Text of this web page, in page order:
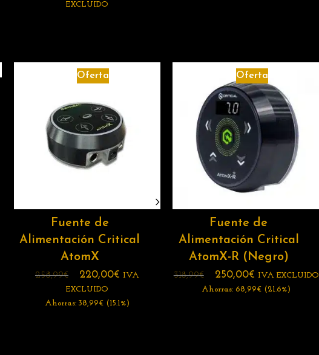
EXCLUIDO
Oferta
Fuente de
Alimentación Critical
AtomX
258,99€ 220,00€ IVA
EXCLUIDO
Ahorras: 38,99€ (15.1%)
Oferta
Fuente de
Alimentación Critical
AtomX-R (Negro)
318,99€ 250,00€ IVA EXCLUIDO
Ahorras: 68,99€ (21.6%)